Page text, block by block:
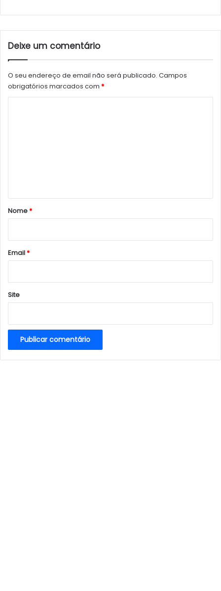
Deixe um comentário
O seu endereço de email não será publicado. Campos
obrigatórios marcados com *
r
*
Nome*
Email*
Site